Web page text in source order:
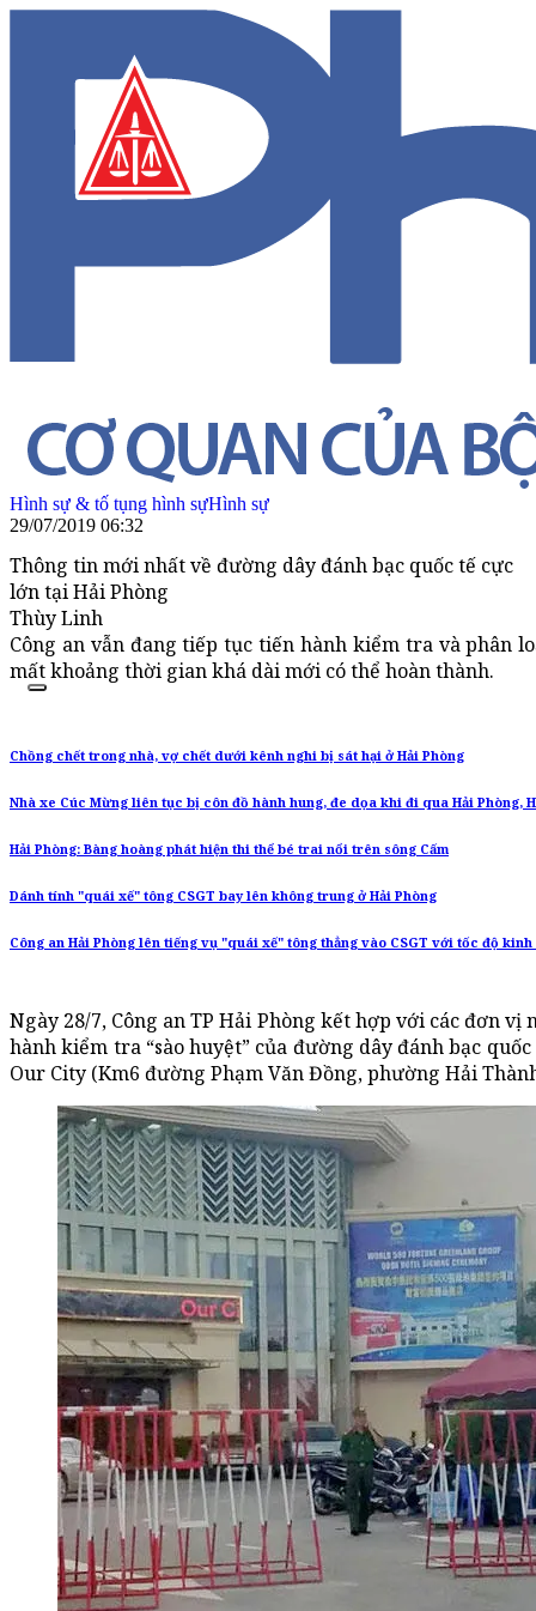
Hình sự & tố tụng hình sựHình sự
29/07/2019 06:32
Thông tin mới nhất về đường dây đánh bạc quốc tế cực
lớn tại Hải Phòng
Thùy Linh
Công an vẫn đang tiếp tục tiến hành kiểm tra và phân
mất khoảng thời gian khá dài mới có thể hoàn thành.
Chồng chết trong nhà, vợ chết dưới kênh nghi bị sát hại ở Hải Phòng
Nhà xe Cúc Mừng liên tục bị côn đồ hành hung, đe dọa khi đi qua Hải Phòng,
Hải Phòng: Bàng hoàng phát hiện thi thể bé trai nổi trên sông Cấm
Dánh tính "quái xế" tông CSGT bay lên không trung ở Hải Phòng
Công an Hải Phòng lên tiếng vụ "quái xế" tông thẳng vào CSGT với tốc độ kinh
Ngày 28/7, Công an TP Hải Phòng kết hợp với các đơn
hành kiểm tra “sào huyệt” của đường dây đánh bạc
Our City (Km6 đường Phạm Văn Đồng, phường Hải